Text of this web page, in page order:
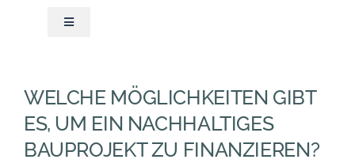
Toggle
Modulhaus
WELCHE MÖGLICHKEITEN GIBT
ES, UM EIN NACHHALTIGES
BAUPROJEKT ZU FINANZIEREN?